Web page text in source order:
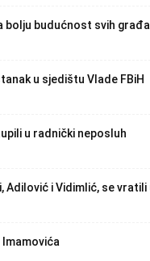
bolju budućnost svih
u sjedištu Vlade FBiH
u radnički neposluh
Adilović i Vidimlić, se vratili
Imamovića